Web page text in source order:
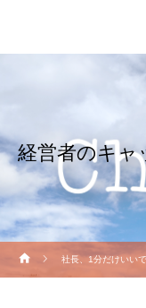
経営者のキャ
社長、1分だけいい